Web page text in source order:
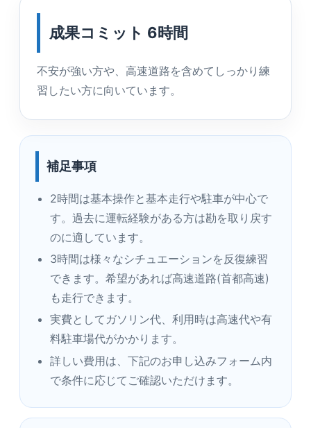
成果コミット 6時間
不安が強い方や、高速道路を含めてしっかり練
習したい方に向いています。
補足事項
2時間は基本操作と基本走行や駐車が中心で
す。過去に運転経験がある方は勘を取り戻す
のに適しています。
3時間は様々なシチュエーションを反復練習
できます。希望があれば高速道路(首都高速)
も走行できます。
実費としてガソリン代、利用時は高速代や有
料駐車場代がかかります。
詳しい費用は、下記のお申し込みフォーム内
で条件に応じてご確認いただけます。